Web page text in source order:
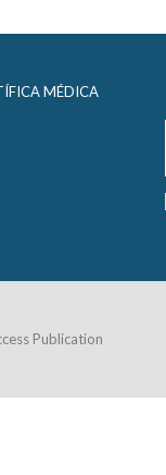
MÉDICA
Publication